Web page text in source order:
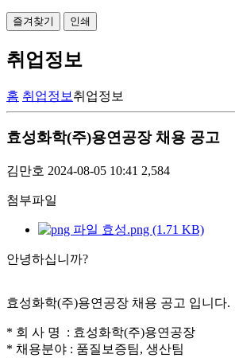
즐겨찾기 인쇄
취업정보
홈 취업정보 취업정보
효성화학(주)용연공장 채용 공고
김만호 2024-08-05 10:41 2,584
첨부파일
효성.png (1.71 KB)
안녕하십니까?
효성화학(주)용연공장 채용 공고 입니다.
* 회 사 명
: 효성화학(주)용연공장
* 채용분야 : 품질보증팀, 생산팀